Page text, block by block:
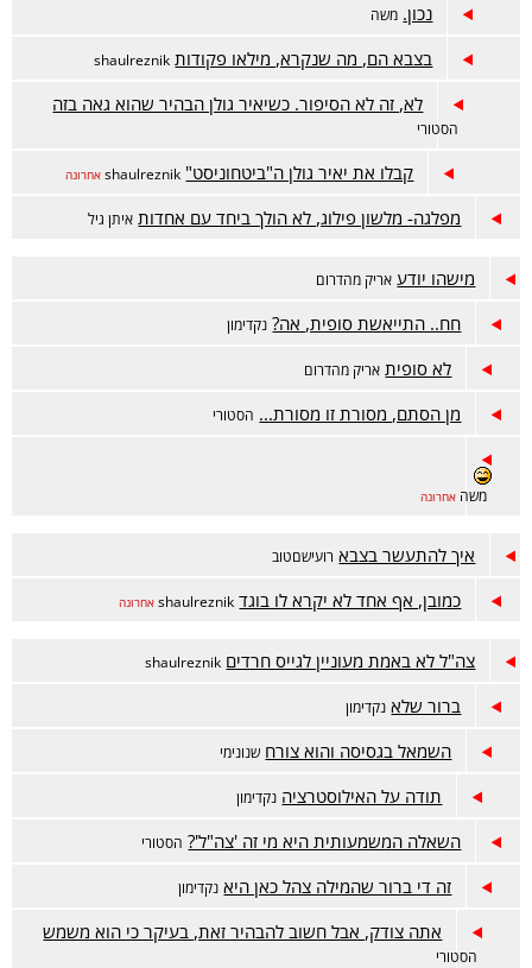
נכון. משה
בצבא הם, מה שנקרא, מילאו פקודות shaulreznik
לא, זה לא הסיפור. כשיאיר גולן הבהיר שהוא גאה בזה
הסטורי
קבלו את יאיר גולן ה"ביטחוניסט" shaulreznik אחרונה
מפלגה- מלשון פילוג, לא הולך ביחד עם אחדות איתן גיל
מישהו יודע אריק מהדרום
חח.. התייאשת סופית, אה? נקדימון
לא סופית אריק מהדרום
מן הסתם, מסורת זו מסורת... הסטורי
משה אחרונה
איך להתעשר בצבא רועישםטוב
כמובן, אף אחד לא יקרא לו בוגד shaulreznik אחרונה
צה"ל לא באמת מעוניין לגייס חרדים shaulreznik
ברור שלא נקדימון
השמאל בגסיסה והוא צורח שנונימי
תודה על האילוסטרציה נקדימון
השאלה המשמעותית היא מי זה 'צה"ל'? הסטורי
זה די ברור שהמילה צהל כאן היא נקדימון
אתה צודק, אבל חשוב להבהיר זאת, בעיקר כי הוא משמש
הסטורי